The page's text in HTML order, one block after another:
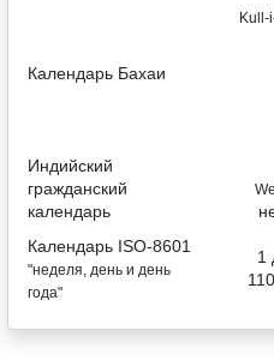
Календарь Бахаи
Kull-
Индийский
гражданский
календарь
Календарь ISO-8601
"неделя, день и день
года"
1